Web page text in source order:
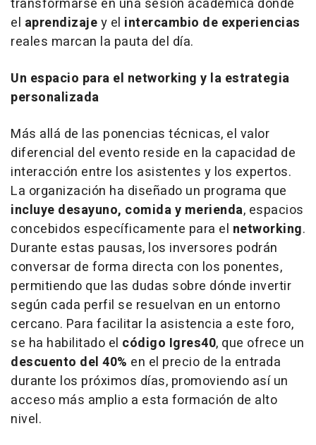
transformarse en una sesión académica donde
el aprendizajey el intercambio de experiencias
reales marcan la pauta del día.
Un espacio para el networking y la estrategia
personalizada
Más allá de las ponencias técnicas, el valor
diferencial del evento reside en la capacidad de
interacción entre los asistentes y los expertos.
La organización ha diseñado un programa que
incluye desayuno, comida y merienda, espacios
concebidos específicamente para el networking.
Durante estas pausas, los inversores podrán
conversar de forma directa con los ponentes,
permitiendo que las dudas sobre dónde invertir
según cada perfil se resuelvan en un entorno
cercano. Para facilitar la asistencia a este foro,
se ha habilitado el código Igres40, que ofrece un
descuento del 40% en el precio de la entrada
durante los próximos días, promoviendo así un
acceso más amplio a esta formación de alto
nivel.